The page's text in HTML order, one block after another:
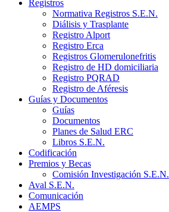
Registros
Normativa Registros S.E.N.
Diálisis y Trasplante
Registro Alport
Registro Erca
Registros Glomerulonefritis
Registro de HD domiciliaria
Registro PQRAD
Registro de Aféresis
Guías y Documentos
Guías
Documentos
Planes de Salud ERC
Libros S.E.N.
Codificación
Premios y Becas
Comisión Investigación S.E.N.
Aval S.E.N.
Comunicación
AEMPS